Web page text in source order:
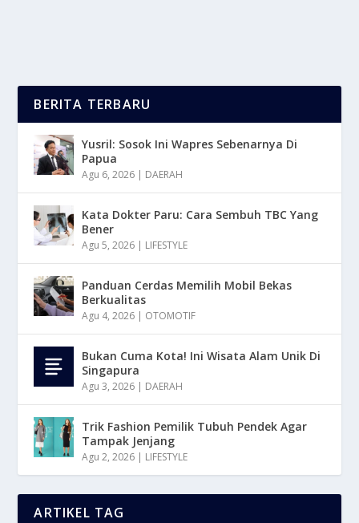
BERITA TERBARU
Yusril: Sosok Ini Wapres Sebenarnya Di
Papua
Agu 6, 2026 | DAERAH
Kata Dokter Paru: Cara Sembuh TBC Yang
Bener
Agu 5, 2026 | LIFESTYLE
Panduan Cerdas Memilih Mobil Bekas
Berkualitas
Agu 4, 2026 | OTOMOTIF
Bukan Cuma Kota! Ini Wisata Alam Unik Di
Singapura
Agu 3, 2026 | DAERAH
Trik Fashion Pemilik Tubuh Pendek Agar
Tampak Jenjang
Agu 2, 2026 | LIFESTYLE
ARTIKEL TAG